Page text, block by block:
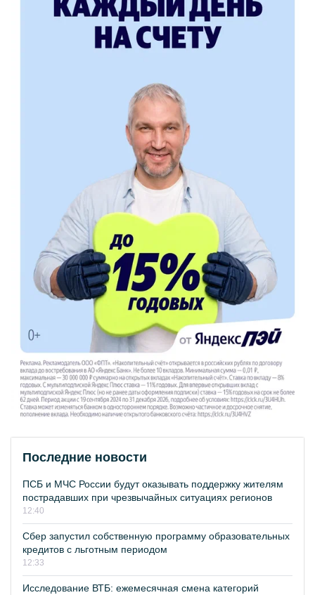
Последние новости
ПСБ и МЧС России будут оказывать поддержку жителям
пострадавших при чрезвычайных ситуациях регионов
12:40
Сбер запустил собственную программу образовательных
кредитов с льготным периодом
12:33
Исследование ВТБ: ежемесячная смена категорий